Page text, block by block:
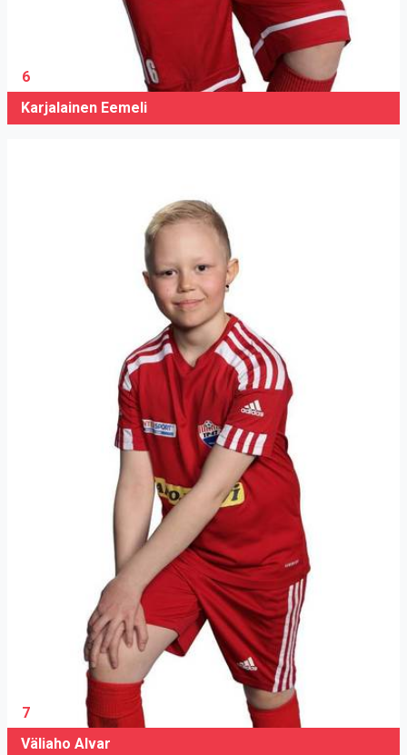
6
Karjalainen Eemeli
7
Väliaho Alvar